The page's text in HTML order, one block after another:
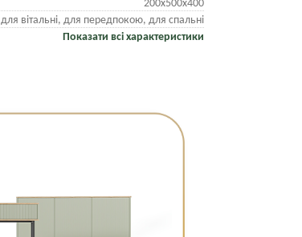
200х500х400
для вітальні, для передпокою, для спальні
Показати всі характеристики